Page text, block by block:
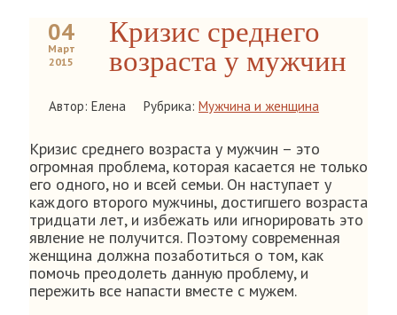
04
Март
2015
Кризис среднего
возраста у мужчин
Автор: Елена Рубрика: Мужчина и женщина
Кризис среднего возраста у мужчин – это
огромная проблема, которая касается не только
его одного, но и всей семьи. Он наступает у
каждого второго мужчины, достигшего возраста
тридцати лет, и избежать или игнорировать это
явление не получится. Поэтому современная
женщина должна позаботиться о том, как
помочь преодолеть данную проблему, и
пережить все напасти вместе с мужем.